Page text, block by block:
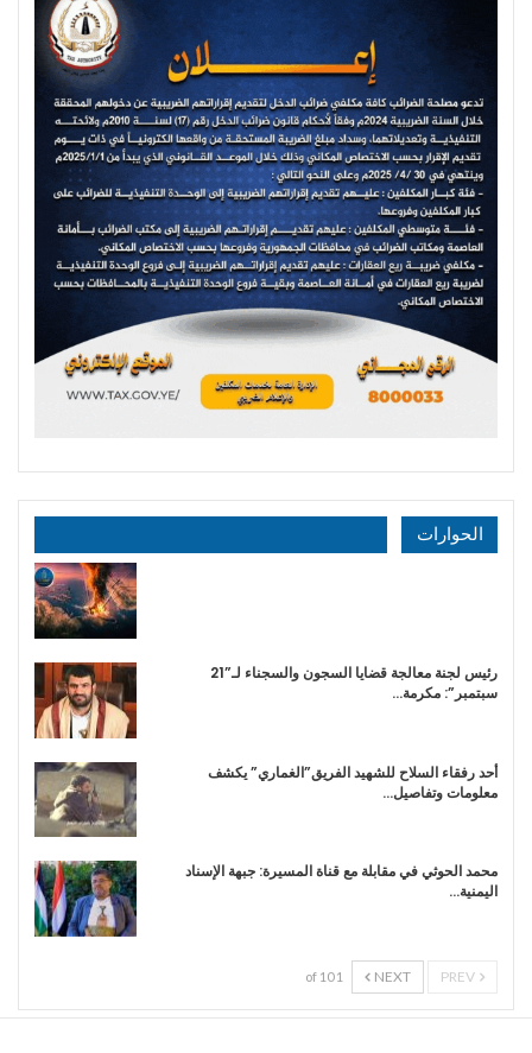
الحوارات
رئيس لجنة معالجة قضايا السجون والسجناء لـ”21
سبتمبر”: مكرمة…
أحد رفقاء السلاح للشهيد الفريق”الغماري” يكشف
معلومات وتفاصيل…
محمد الحوثي في مقابلة مع قناة المسيرة: جبهة الإسناد
اليمنية…
NEXT
1 of 10